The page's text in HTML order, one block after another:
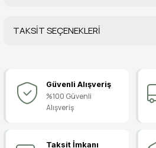
Yorum Yaz
TAKSİT SEÇENEKLERİ
Güvenli Alışveriş
%100 Güvenli
Alışveriş
Taksit İmkanı